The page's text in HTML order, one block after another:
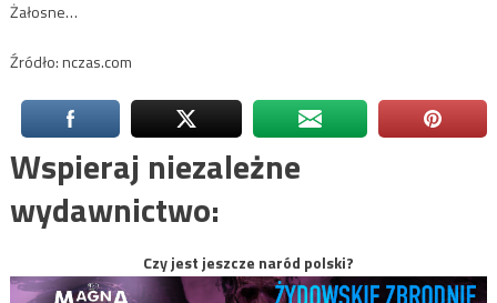
Żałosne…
Źródło: nczas.com
Wspieraj niezależne
wydawnictwo:
Czy jest jeszcze naród polski?